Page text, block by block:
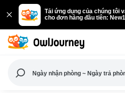
Tải ứng dụng của chúng tôi
cho đơn hàng đầu tiên:
Ngày nhận phòng ~ Ngày trả